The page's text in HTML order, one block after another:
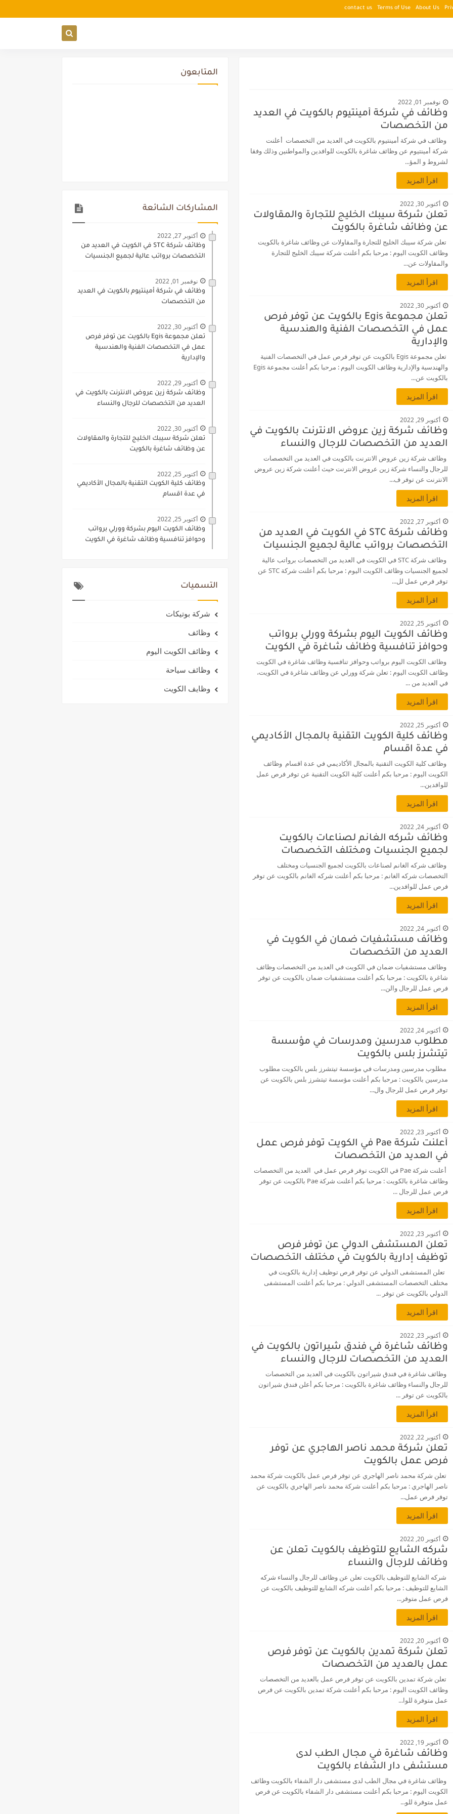
About Us
Terms of Use
contact us
نوفمبر 01, 2022
وظائف في شركة أمينتيوم بالكويت في العديد
من التخصصات
وظائف في شركة أمينتيوم بالكويت في العديد من التخصصات أعلنت
شركة أمينتيوم عن وظائف شاغرة بالكويت للوافدين والمواطنين وذلك وفقا
لشروط و المؤ...
اقرأ المزيد
أكتوبر 30, 2022
تعلن شركة سيبك الخليج للتجارة والمقاولات
عن وظائف شاغرة بالكويت
تعلن شركة سيبك الخليج للتجارة والمقاولات عن وظائف شاغرة بالكويت
وظائف الكويت اليوم : مرحبا بكم أعلنت شركة سيبك الخليج للتجارة
والمقاولات عن...
اقرأ المزيد
أكتوبر 30, 2022
تعلن مجموعة Egis بالكويت عن توفر فرص
عمل في التخصصات الفنية والهندسية
والإدارية
تعلن مجموعة Egis بالكويت عن توفر فرص عمل في التخصصات الفنية
والهندسية والإدارية وظائف الكويت اليوم : مرحبا بكم أعلنت مجموعة Egis
بالكويت عن...
اقرأ المزيد
أكتوبر 29, 2022
وظائف شركة زين عروض الانترنت بالكويت في
العديد من التخصصات للرجال والنساء
وظائف شركة زين عروض الانترنت بالكويت في العديد من التخصصات
للرجال والنساء شركة زين عروض الانترنت حيث أعلنت شركة زين عروض
الانترنت عن توفر ف...
اقرأ المزيد
أكتوبر 27, 2022
وظائف شركة STC في الكويت في العديد من
التخصصات برواتب عالية لجميع الجنسيات
وظائف شركة STC في الكويت في العديد من التخصصات برواتب عالية
لجميع الجنسيات وظائف الكويت اليوم : مرحبا بكم أعلنت شركة STC عن
توفر فرص عمل لل...
اقرأ المزيد
أكتوبر 25, 2022
وظائف الكويت اليوم بشركة وورلي برواتب
وحوافز تنافسية وظائف شاغرة في الكويت
وظائف الكويت اليوم برواتب وحوافز تنافسية وظائف شاغرة في الكويت
وظائف الكويت اليوم : تعلن شركة وورلي عن وظائف شاغرة في الكويت،
في العديد من ...
اقرأ المزيد
أكتوبر 25, 2022
وظائف كلية الكويت التقنية بالمجال الأكاديمي
في عدة اقسام
وظائف كلية الكويت التقنية بالمجال الأكاديمي في عدة اقسام وظائف
الكويت اليوم : مرحبا بكم أعلنت كلية الكويت التقنية عن توفر فرص عمل
للوافدين...
اقرأ المزيد
أكتوبر 24, 2022
وظائف شركه الغانم لصناعات بالكويت
لجميع الجنسيات ومختلف التخصصات
وظائف شركه الغانم لصناعات بالكويت لجميع الجنسيات ومختلف
التخصصات شركه الغانم : مرحبا بكم أعلنت شركه الغانم بالكويت عن توفر
فرص عمل للوافدين...
اقرأ المزيد
أكتوبر 24, 2022
وظائف مستشفيات ضمان في الكويت في
العديد من التخصصات
وظائف مستشفيات ضمان في الكويت في العديد من التخصصات وظائف
شاغرة بالكويت : مرحبا بكم أعلنت مستشفيات ضمان بالكويت عن توفر
فرص عمل للرجال والن...
اقرأ المزيد
أكتوبر 24, 2022
مطلوب مدرسين ومدرسات في مؤسسة
تيتشرز بلس بالكويت
مطلوب مدرسين ومدرسات في مؤسسة تيتشرز بلس بالكويت مطلوب
مدرسين بالكويت : مرحبا بكم أعلنت مؤسسة تيتشرز بلس بالكويت عن
توفر فرص عمل للرجال وال...
اقرأ المزيد
أكتوبر 23, 2022
أعلنت شركة Pae في الكويت توفر فرص عمل
في العديد من التخصصات
أعلنت شركة Pae في الكويت توفر فرص عمل في العديد من التخصصات
وظائف شاغرة بالكويت : مرحبا بكم أعلنت شركة Pae بالكويت عن توفر
فرص عمل للرجال ...
اقرأ المزيد
أكتوبر 23, 2022
تعلن المستشفى الدولي عن توفر فرص
توظيف إدارية بالكويت في مختلف التخصصات
تعلن المستشفى الدولي عن توفر فرص توظيف إدارية بالكويت في
مختلف التخصصات المستشفى الدولي : مرحبا بكم أعلنت المستشفى
الدولي بالكويت عن توفر ...
اقرأ المزيد
أكتوبر 23, 2022
وظائف شاغرة في فندق شيراتون بالكويت في
العديد من التخصصات للرجال والنساء
وظائف شاغرة في فندق شيراتون بالكويت في العديد من التخصصات
للرجال والنساء وظائف شاغرة بالكويت : مرحبا بكم أعلن فندق شيراتون
بالكويت عن توفر ...
اقرأ المزيد
أكتوبر 22, 2022
تعلن شركة محمد ناصر الهاجري عن توفر
فرص عمل بالكويت
تعلن شركة محمد ناصر الهاجري عن توفر فرص عمل بالكويت شركة محمد
ناصر الهاجري : مرحبا بكم أعلنت شركة محمد ناصر الهاجري بالكويت عن
توفر فرص عمل...
اقرأ المزيد
أكتوبر 20, 2022
شركه الشايع للتوظيف بالكويت تعلن عن
وظائف للرجال والنساء
شركه الشايع للتوظيف بالكويت تعلن عن وظائف للرجال والنساء شركه
الشايع للتوظيف : مرحبا بكم أعلنت شركه الشايع للتوظيف بالكويت عن
فرص عمل متوفر...
اقرأ المزيد
أكتوبر 20, 2022
تعلن شركة تمدين بالكويت عن توفر فرص
عمل بالعديد من التخصصات
تعلن شركة تمدين بالكويت عن توفر فرص عمل بالعديد من التخصصات
وظائف الكويت اليوم : مرحبا بكم أعلنت شركة تمدين بالكويت عن فرص
عمل متوفرة للوا...
اقرأ المزيد
أكتوبر 19, 2022
وظائف شاغرة في مجال الطب لدى
مستشفى دار الشفاء بالكويت
وظائف شاغرة في مجال الطب لدى مستشفى دار الشفاء بالكويت وظائف
الكويت اليوم : مرحبا بكم أعلنت مستشفى دار الشفاء بالكويت عن فرص
عمل متوفرة للو...
المتابعون
المشاركات الشائعة
أكتوبر 27, 2022
وظائف شركة STC في الكويت في العديد من
التخصصات برواتب عالية لجميع الجنسيات
نوفمبر 01, 2022
وظائف في شركة أمينتيوم بالكويت في العديد
من التخصصات
أكتوبر 30, 2022
تعلن مجموعة Egis بالكويت عن توفر فرص
عمل في التخصصات الفنية والهندسية
والإدارية
أكتوبر 29, 2022
وظائف شركة زين عروض الانترنت بالكويت في
العديد من التخصصات للرجال والنساء
أكتوبر 30, 2022
تعلن شركة سيبك الخليج للتجارة والمقاولات
عن وظائف شاغرة بالكويت
أكتوبر 25, 2022
وظائف كلية الكويت التقنية بالمجال الأكاديمي
في عدة اقسام
أكتوبر 25, 2022
وظائف الكويت اليوم بشركة وورلي برواتب
وحوافز تنافسية وظائف شاغرة في الكويت
التسميات
شركة بوتيكات
وظائف
وظائف الكويت اليوم
وظائف سياحة
وظايف الكويت